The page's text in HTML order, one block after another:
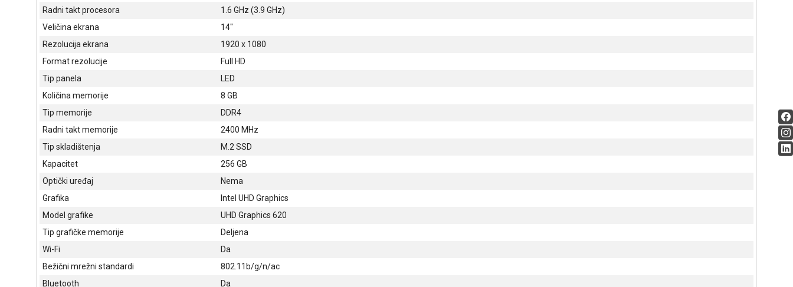
Radni takt procesora
1.6 GHz (3.9 GHz)
Veličina ekrana
14"
Rezolucija ekrana
1920 x 1080
Format rezolucije
Full HD
Tip panela
LED
Količina memorije
8 GB
Tip memorije
DDR4
Radni takt memorije
2400 MHz
Tip skladištenja
M.2 SSD
Kapacitet
256 GB
Optički uređaj
Nema
Grafika
Intel UHD Graphics
Model grafike
UHD Graphics 620
Tip grafičke memorije
Deljena
Wi-Fi
Da
Bežični mrežni standardi
802.11b/g/n/ac
Bluetooth
Da